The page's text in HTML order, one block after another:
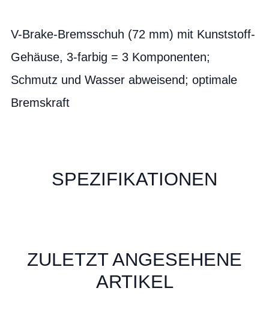
V-Brake-Bremsschuh (72 mm) mit Kunststoff-
Gehäuse, 3-farbig = 3 Komponenten;
Schmutz und Wasser abweisend; optimale
Bremskraft
SPEZIFIKATIONEN
ZULETZT ANGESEHENE
ARTIKEL